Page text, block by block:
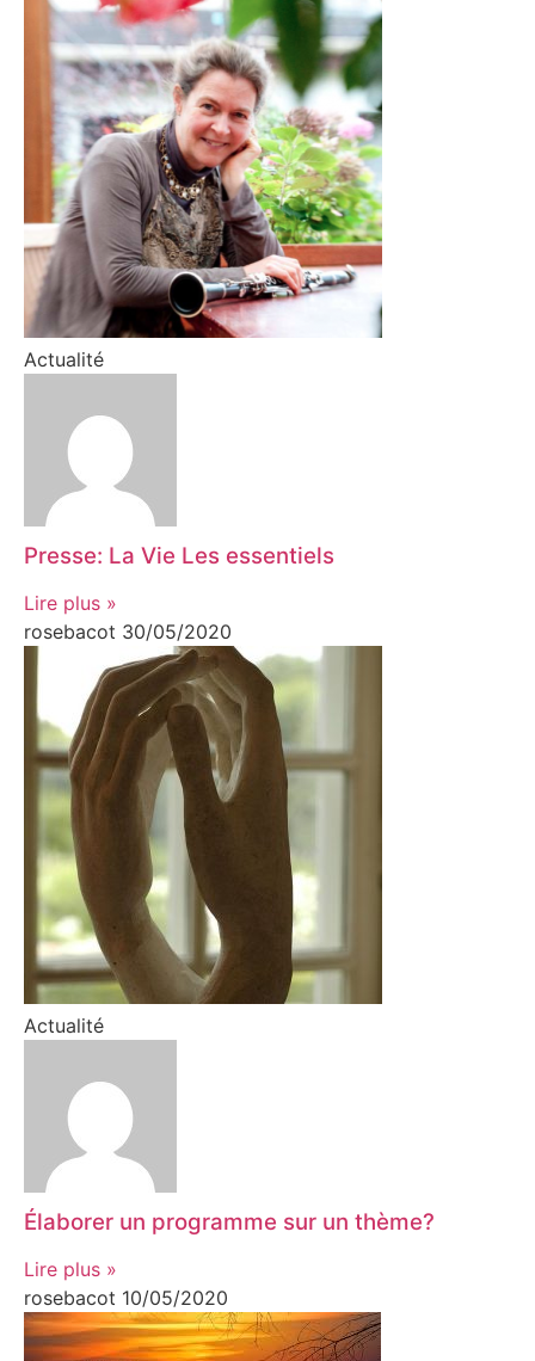
Actualité
Presse: La Vie Les essentiels
Lire plus »
rosebacot 30/05/2020
Actualité
Élaborer un programme sur un thème?
Lire plus »
rosebacot 10/05/2020